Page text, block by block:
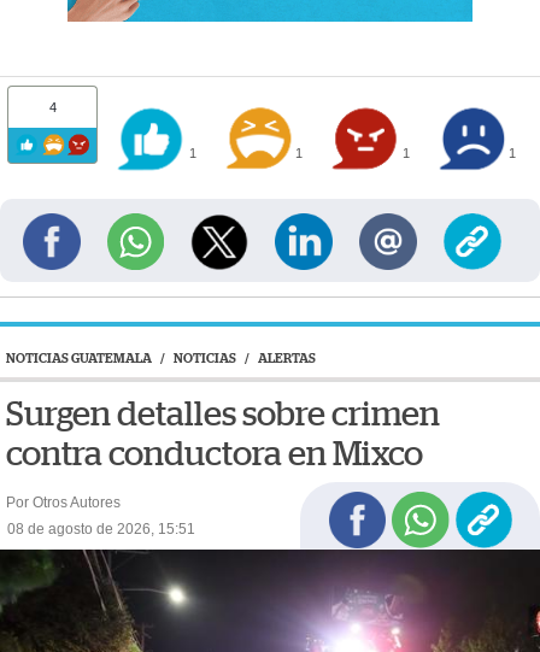
4
1 1 1 1
NOTICIAS GUATEMALA / NOTICIAS / ALERTAS
Surgen detalles sobre crimen
contra conductora en Mixco
Por Otros Autores
08 de agosto de 2026, 15:51